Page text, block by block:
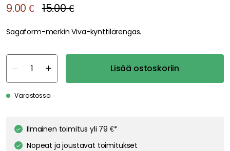
9.00 € 15.00 €
Sagaform-merkin Viva-kynttilärengas.
Lisää ostoskoriin
Varastossa
Ilmainen toimitus yli 79 €*
Nopeat ja joustavat toimitukset